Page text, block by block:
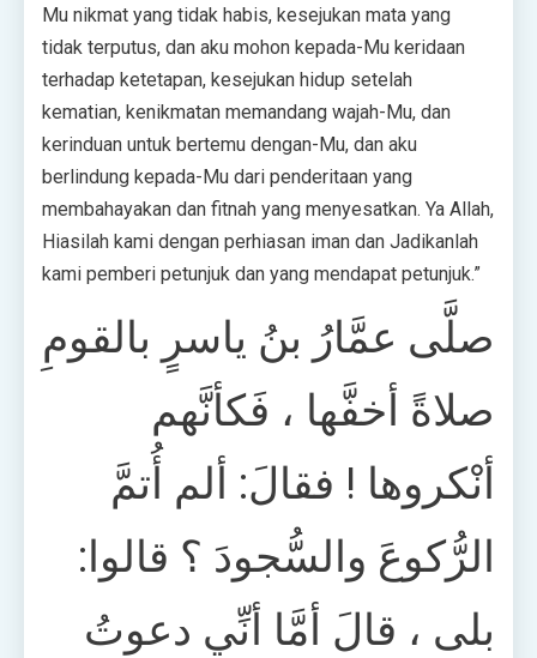
Mu nikmat yang tidak habis, kesejukan mata yang
tidak terputus, dan aku mohon kepada-Mu keridaan
terhadap ketetapan, kesejukan hidup setelah
kematian, kenikmatan memandang wajah-Mu, dan
kerinduan untuk bertemu dengan-Mu, dan aku
berlindung kepada-Mu dari penderitaan yang
membahayakan dan fitnah yang menyesatkan. Ya Allah,
Hiasilah kami dengan perhiasan iman dan Jadikanlah
kami pemberi petunjuk dan yang mendapat petunjuk.”
صلَّى عمَّارُ بنُ ياسرٍ بالقومِ
صلاةً أخفَّها ، فَكأنَّهم
أنْكروها ! فقالَ: ألم أُتمَّ
الرُّكوعَ والسُّجودَ ؟ قالوا:
بلى ، قالَ أمَّا أنِّي دعوتُ